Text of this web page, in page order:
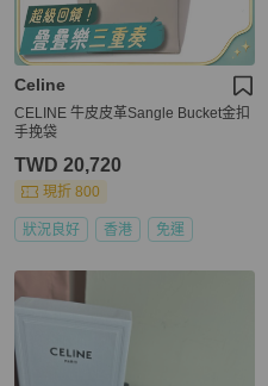
Celine
CELINE 牛皮皮革Sangle Bucket金扣
手挽袋
TWD 20,720
現折 800
狀況良好 香港 免運